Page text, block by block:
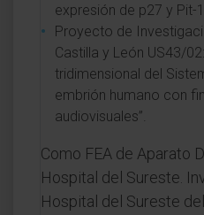
expresión de p27 y Pit-
Proyecto de
Castilla y León US43/
tridimensional del
embrión humano con
audiovisuales”.
Como FEA de Aparato
Hospital del Sureste.
Hospital del Sureste